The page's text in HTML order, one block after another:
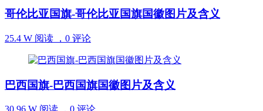
哥伦比亚国旗-哥伦比亚国旗国徽图片及含义
25.4 W 阅读 ， 0 评论
巴西国旗-巴西国旗国徽图片及含义